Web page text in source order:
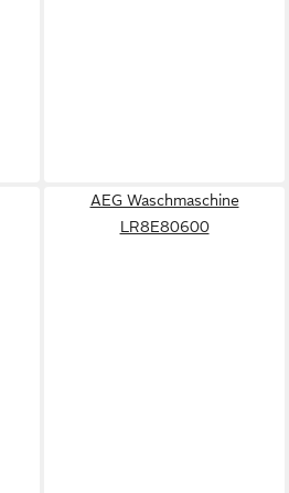
AEG Waschmaschine
LR8E80600